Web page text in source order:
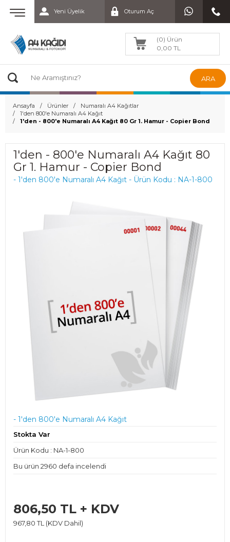
Yeni Üyelik Oturum Aç
(0) Ürün
0,00 TL
ARA
Ansayfa Ürünler
Numaralı A4 Kağıtlar
1'den 800'e Numaralı A4 Kağıt
1'den - 800'e Numaralı A4 Kağıt 80 Gr 1. Hamur - Copier Bond
1'den - 800'e Numaralı A4 Kağıt 80
Gr 1. Hamur - Copier Bond
- 1'den 800'e Numaralı A4 Kağıt - Ürün Kodu : NA-1-800
- 1'den 800'e Numaralı A4 Kağıt
Stokta Var
Ürün Kodu : NA-1-800
Bu ürün 2960 defa incelendi
806,50 TL + KDV
967,80 TL (KDV Dahil)